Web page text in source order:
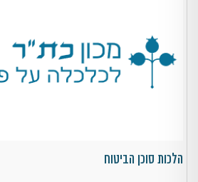
הלכות סוכן הביטוח